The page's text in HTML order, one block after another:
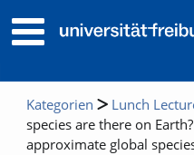
Kategorien Lunch
species are there on
approximate global